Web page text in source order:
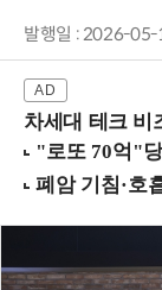
발행일 : 2026-
차세대 테크 비즈니스